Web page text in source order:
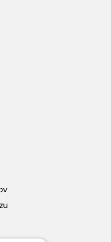
a lyžiarskej školy pre